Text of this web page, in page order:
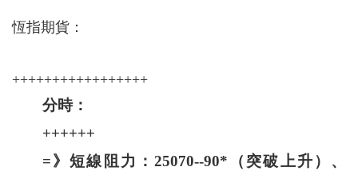
恆指期貨：
+++++++++++++++++
分時：
++++++
=》短線阻力：25070--90*（突破上升）、